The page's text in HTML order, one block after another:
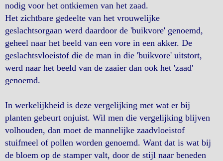
nodig voor het ontkiemen van het zaad.
Het zichtbare gedeelte van het vrouwelijke
geslachtsorgaan werd daardoor de 'buikvore' genoemd,
geheel naar het beeld van een vore in een akker. De
geslachtsvloeistof die de man in die 'buikvore' uitstort,
werd naar het beeld van de zaaier dan ook het 'zaad'
genoemd.
In werkelijkheid is deze vergelijking met wat er bij
planten gebeurt onjuist. Wil men die vergelijking blijven
volhouden, dan moet de mannelijke zaadvloeistof
stuifmeel of pollen worden genoemd. Want dat is wat bij
de bloem op de stamper valt, door de stijl naar beneden